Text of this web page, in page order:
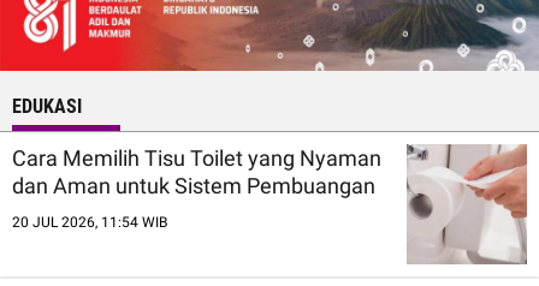
EDUKASI
Cara Memilih Tisu Toilet yang Nyaman
dan Aman untuk Sistem Pembuangan
20 JUL 2026, 11:54 WIB